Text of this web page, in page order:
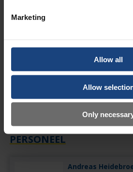
Marketing
Allow all
Allow
Only
in allen Industrien. Immer wieder
Bereichere als Schweißer (m/w/d)
Zur Verstärkung unseres Teams am
Vestiging: Germany
Kantoor: Standort in Norderstedt
PERSONEEL
Andreas